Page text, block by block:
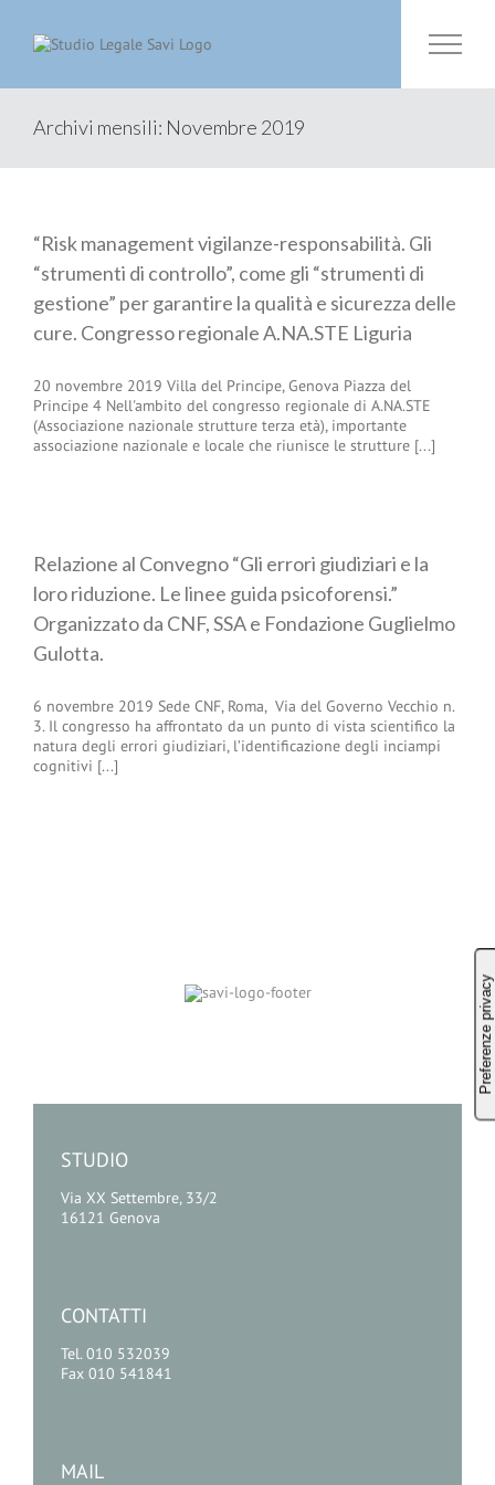
contenuto
Archivi mensili: Novembre 2019
“Risk management vigilanze-responsabilità. Gli
“strumenti di controllo”, come gli “strumenti di
gestione” per garantire la qualità e sicurezza delle
cure. Congresso regionale A.NA.STE Liguria
20 novembre 2019 Villa del Principe, Genova Piazza del
Principe 4 Nell'ambito del congresso regionale di A.NA.STE
(Associazione nazionale strutture terza età), importante
associazione nazionale e locale che riunisce le strutture [...]
Relazione al Convegno “Gli errori giudiziari e la
loro riduzione. Le linee guida psicoforensi.”
Organizzato da CNF, SSA e Fondazione Guglielmo
Gulotta.
6 novembre 2019 Sede CNF, Roma, Via del Governo Vecchio n.
3. Il congresso ha affrontato da un punto di vista scientifico la
natura degli errori giudiziari, l’identificazione degli inciampi
cognitivi [...]
STUDIO
Via XX Settembre, 33/2
16121 Genova
CONTATTI
Tel. 010 532039
Fax 010 541841
MAIL